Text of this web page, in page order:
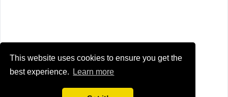
This website uses cookies to ensure you get the
best experience.
Learn more